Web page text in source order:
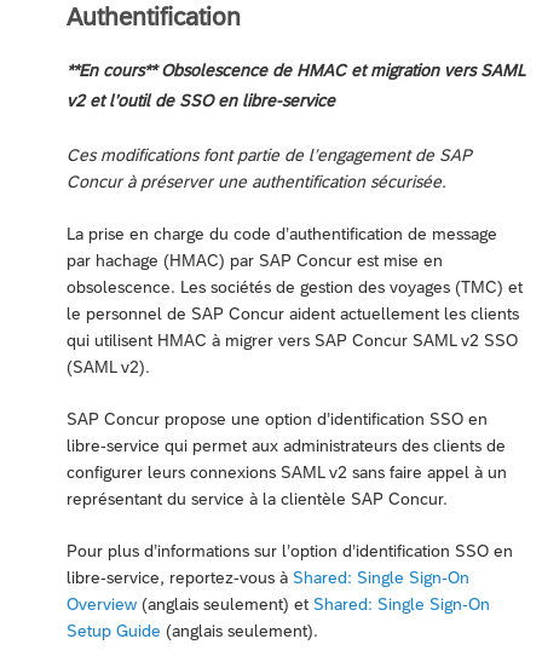
Authentification
**En cours** Obsolescence de HMAC et migration vers SAML
v2 et l’outil de SSO en libre-service
Ces modifications font partie de l’engagement de SAP
Concur à préserver une authentification sécurisée.
La prise en charge du code d’authentification de message
par hachage (HMAC) par SAP Concur est mise en
obsolescence. Les sociétés de gestion des voyages (TMC) et
le personnel de SAP Concur aident actuellement les clients
qui utilisent HMAC à migrer vers SAP Concur SAML v2 SSO
(SAML v2).
SAP Concur propose une option d’identification SSO en
libre-service qui permet aux administrateurs des clients de
configurer leurs connexions SAML v2 sans faire appel à un
représentant du service à la clientèle SAP Concur.
Pour plus d’informations sur l’option d’identification SSO en
libre-service, reportez-vous à Shared: Single Sign-On
Overview (anglais seulement) et Shared: Single Sign-On
Setup Guide (anglais seulement).